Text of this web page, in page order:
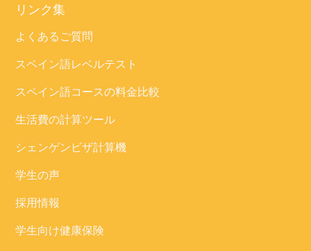
リンク集
よくあるご質問
スペイン語レベルテスト
スペイン語コースの料金比較
生活費の計算ツール
シェンゲンビザ計算機
学生の声
採用情報
学生向け健康保険